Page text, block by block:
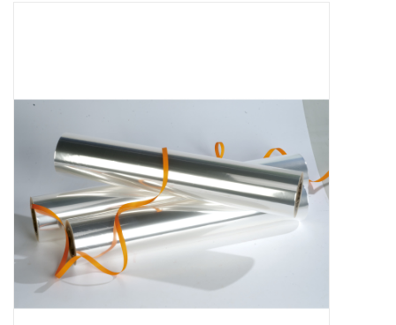
Vulartikelen
Bloemen & deco
Draagtassen
Nieuw 2026